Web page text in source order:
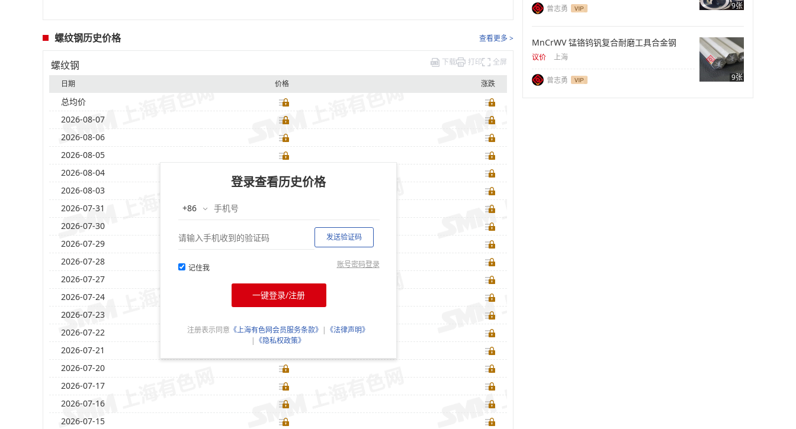
螺纹钢历史价格 查看更多 >
螺纹钢 下载 打印 全屏
日期 价格 涨跌
总均价
2026-08-07
2026-08-06
2026-08-05
2026-08-04
2026-08-03
2026-07-31
2026-07-30
2026-07-29
2026-07-28
2026-07-27
2026-07-24
2026-07-23
2026-07-22
2026-07-21
2026-07-20
2026-07-17
2026-07-16
2026-07-15
登录查看历史价格
发送验证码
记住我 账号密码登录
一键登录/注册
注册表示同意 《上海有色网会员服务条款》 | 《法律声明》
| 《隐私权政策》
曾志勇 9张
MnCrWV 锰铬钨钒复合耐磨工具合金钢
议价 上海
曾志勇 9张